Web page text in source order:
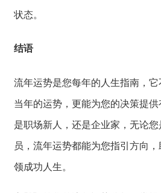
状态。
结语
流年运势是您每年的人生指南， 它
当年的运势 ， 更能为您的决策提供
是职场新人， 还是企业家， 无论您
员， 流年运势都能为您指引方向，
领成功人生。